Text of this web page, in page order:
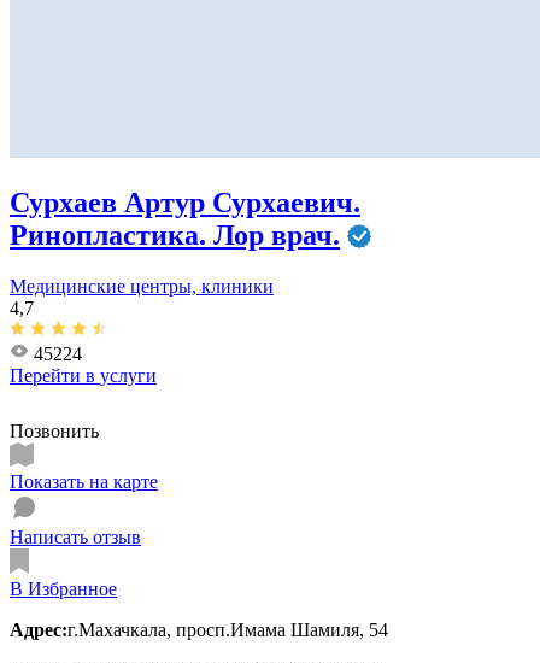
Сурхаев Артур Сурхаевич.
Ринопластика. Лор врач.
Медицинские центры, клиники
4,7
45224
Перейти в услуги
Позвонить
Показать на карте
Написать отзыв
В Избранное
Адрес:г.Махачкала, просп.Имама Шамиля, 54